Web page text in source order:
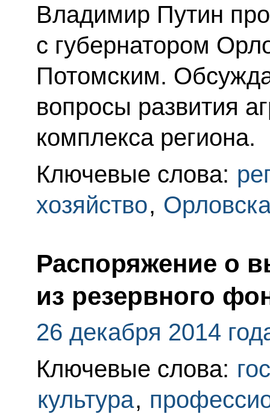
Владимир Путин
с губернатором
Потомским.
вопросы развития
комплекса региона.
Ключевые слова:
хозяйство,
Распоряжение о
из резервного
26 декабря 2014
Ключевые слова:
культура,